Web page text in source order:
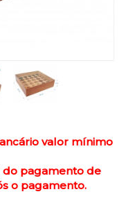
valor mínimo
do pagamento de
o pagamento.